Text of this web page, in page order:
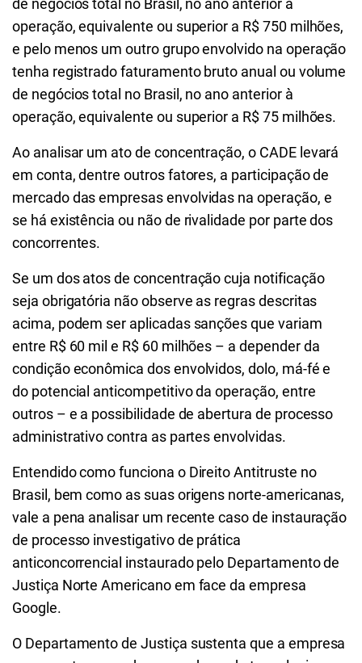
de negócios total no Brasil, no ano anterior à
operação, equivalente ou superior a R$ 750 milhões,
e pelo menos um outro grupo envolvido na operação
tenha registrado faturamento bruto anual ou volume
de negócios total no Brasil, no ano anterior à
operação, equivalente ou superior a R$ 75 milhões.
Ao analisar um ato de concentração, o CADE levará
em conta, dentre outros fatores, a participação de
mercado das empresas envolvidas na operação, e
se há existência ou não de rivalidade por parte dos
concorrentes.
Se um dos atos de concentração cuja notificação
seja obrigatória não observe as regras descritas
acima, podem ser aplicadas sanções que variam
entre R$ 60 mil e R$ 60 milhões – a depender da
condição econômica dos envolvidos, dolo, má-fé e
do potencial anticompetitivo da operação, entre
outros – e a possibilidade de abertura de processo
administrativo contra as partes envolvidas.
Entendido como funciona o Direito Antitruste no
Brasil, bem como as suas origens norte-americanas,
vale a pena analisar um recente caso de instauração
de processo investigativo de prática
anticoncorrencial instaurado pelo Departamento de
Justiça Norte Americano em face da empresa
Google.
O Departamento de Justiça sustenta que a empresa